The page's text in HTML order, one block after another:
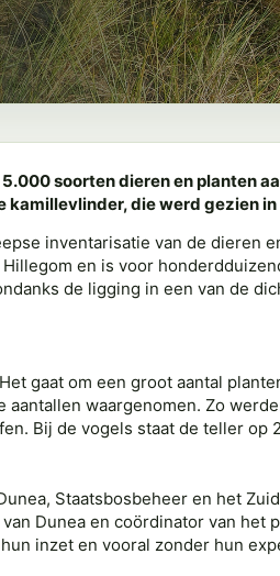
soorten dieren en planten
kamillevlinder, die werd gezien
inventarisatie van de dieren
en is voor
de ligging in een van de
gaat om een groot aantal
waargenomen. Zo
Bij de vogels staat de teller op
Staatsbosbeheer en het
Dunea en coördinator van het
inzet en vooral zonder hun